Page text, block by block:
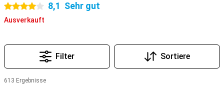
4 Sterne 8,1 Sehr gut
Ausverkauft
Filter Sortiere
613 Ergebnisse